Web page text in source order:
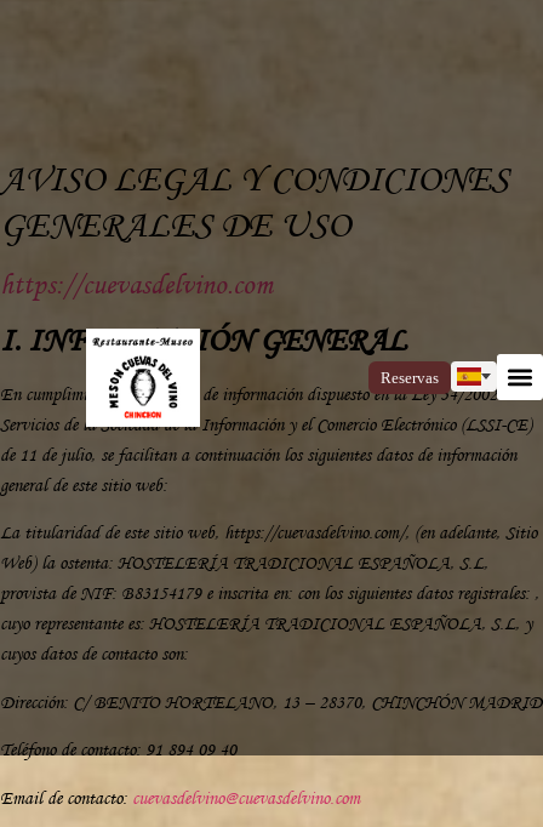
Reservas
AVISO LEGAL Y CONDICIONES
GENERALES DE USO
https://cuevasdelvino.com
I. INFORMACIÓN GENERAL
En cumplimiento con el deber de información dispuesto en la Ley 34/2002 de
Servicios de la Sociedad de la Información y el Comercio Electrónico (LSSI-CE)
de 11 de julio, se facilitan a continuación los siguientes datos de información
general de este sitio web:
La titularidad de este sitio web, https://cuevasdelvino.com/, (en adelante, Sitio
Web) la ostenta: HOSTELERÍA TRADICIONAL ESPAÑOLA, S.L,
provista de NIF: B83154179 e inscrita en: con los siguientes datos registrales: ,
cuyo representante es: HOSTELERÍA TRADICIONAL ESPAÑOLA, S.L, y
cuyos datos de contacto son:
Dirección: C/ BENITO HORTELANO, 13 – 28370, CHINCHÓN MADRID
Teléfono de contacto: 91 894 09 40
Email de contacto: cuevasdelvino@cuevasdelvino.com